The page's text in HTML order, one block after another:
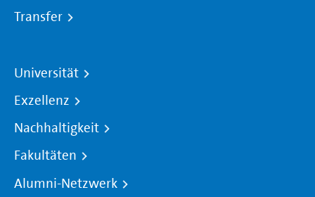
Transfer
Universität
Exzellenz
Nachhaltigkeit
Fakultäten
Alumni-Netzwerk